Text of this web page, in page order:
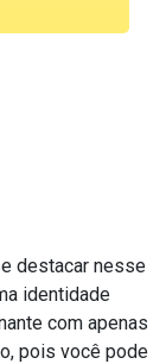
destacar nesse
identidade
com apenas
pois você pode